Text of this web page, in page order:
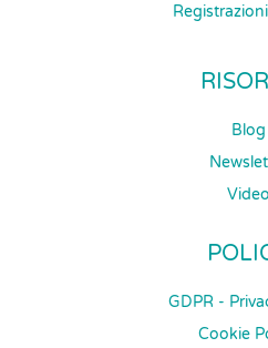
Blog
Video
GDPR -
Cookie